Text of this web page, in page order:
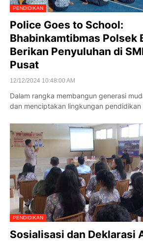
PENDIDIKAN
Police Goes to School:
Bhabinkamtibmas Polsek
Berikan Penyuluhan di
Pusat
12/12/2024 10:48:00 AM
Dalam rangka membangun generasi
dan menciptakan lingkungan
PENDIDIKAN
Sosialisasi dan Deklarasi